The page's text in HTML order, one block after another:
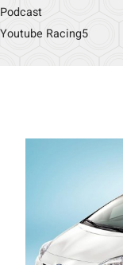
Podcast
Youtube Racing5